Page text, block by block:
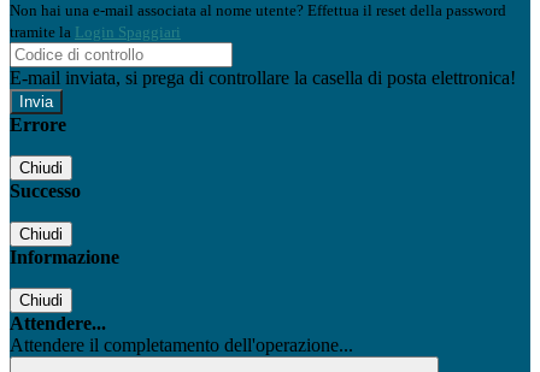
Non hai una e-mail associata al nome utente? Effettua il reset della password
tramite la Login Spaggiari
E-mail inviata, si prega di controllare la casella di posta elettronica!
Errore
Chiudi
Successo
Chiudi
Informazione
Chiudi
Attendere...
Attendere il completamento dell'operazione...